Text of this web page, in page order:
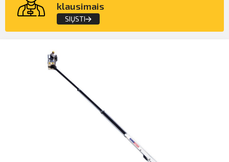
PASLAUGOS
APIE MUS
Mokėjimų sąrašas
Profilio informacija
klausimais
SIŲSTI
SIŲSTI